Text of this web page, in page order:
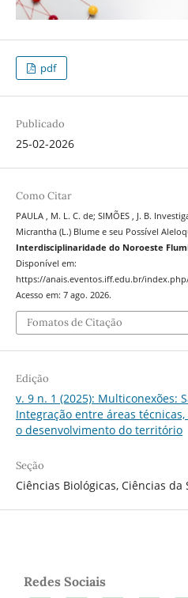
pdf
Publicado
25-02-2026
Como Citar
PAULA , M. L. C. de; SIMÕES , J. B.
Micrantha (L.) Blume e seu Possível
Interdisciplinaridade do Noroeste
Disponível em:
https://anais.eventos.iff.edu.br/
Acesso em: 7 ago. 2026.
Fomatos de Citação
Edição
v. 9 n. 1 (2025): Multiconexões:
Integração entre áreas
o desenvolvimento do território
Seção
Ciências Biológicas, Ciências da
Redes Sociais